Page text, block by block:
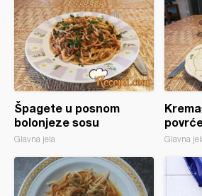
Špagete u posnom
bolonjeze sosu
Glavna jela Glavna